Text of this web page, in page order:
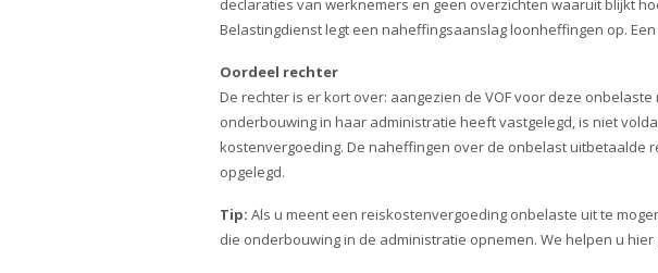
declaraties van werknemers en geen overzichten waaruit blijkt
Belastingdienst legt een naheffingsaanslag loonheffingen op.
Oordeel rechter
De rechter is er kort over: aangezien de VOF voor deze
onderbouwing in haar administratie heeft vastgelegd, is niet
kostenvergoeding. De naheffingen over de onbelast uitbetaalde
opgelegd.
Tip: Als u meent een reiskostenvergoeding onbelaste uit te
die onderbouwing in de administratie opnemen. We helpen u hier